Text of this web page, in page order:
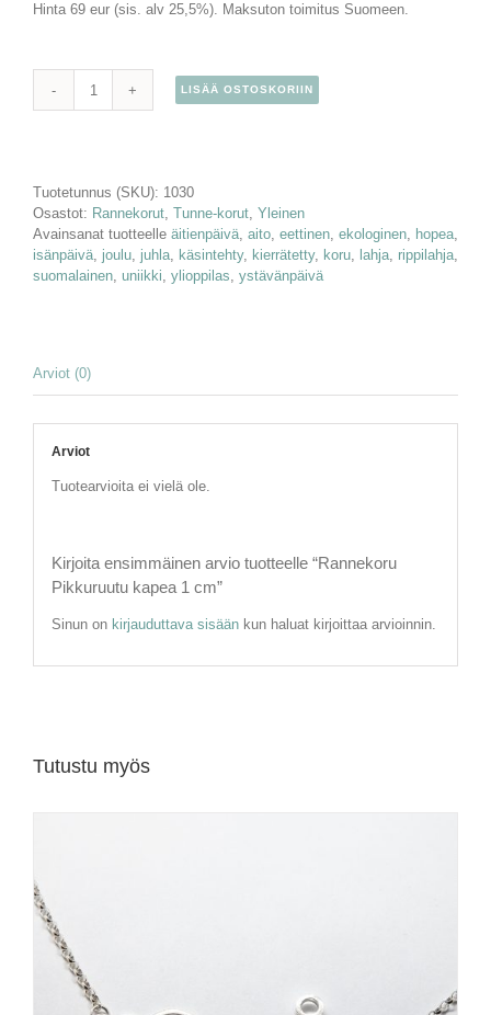
Hinta 69 eur (sis. alv 25,5%). Maksuton toimitus Suomeen.
Rannekoru
määrä
LISÄÄ OSTOSKORIIN
Tuotetunnus (SKU): 1030
Osastot: Rannekorut, Tunne-korut, Yleinen
Avainsanat tuotteelle äitienpäivä, aito, eettinen, ekologinen, hopea,
isänpäivä, joulu, juhla, käsintehty, kierrätetty, koru, lahja, rippilahja,
suomalainen, uniikki, ylioppilas, ystävänpäivä
Arviot (0)
Arviot
Tuotearvioita ei vielä ole.
Kirjoita ensimmäinen arvio tuotteelle “Rannekoru
Pikkuruutu kapea 1 cm”
Sinun on kirjauduttava sisäänkun haluat kirjoittaa arvioinnin.
Tutustu myös